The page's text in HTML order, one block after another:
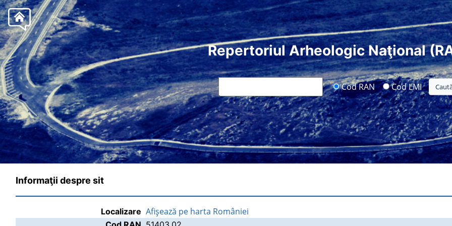
Repertoriul Arheologic Naţional
Cod RAN Cod LMI
Informaţii despre sit
Localizare Afişează pe harta României